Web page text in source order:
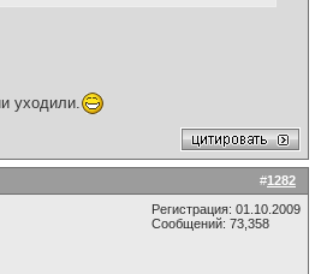
уходили.
#1282
Регистрация: 01.10.2009
Сообщений: 73,358